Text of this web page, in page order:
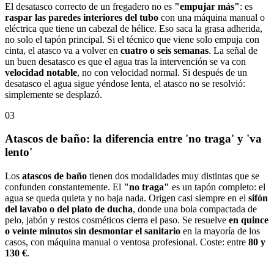
El desatasco correcto de un fregadero no es "empujar más": es
raspar las paredes interiores del tubo con una máquina manual o
eléctrica que tiene un cabezal de hélice. Eso saca la grasa adherida,
no solo el tapón principal. Si el técnico que viene solo empuja con
cinta, el atasco va a volver en cuatro o seis semanas. La señal de
un buen desatasco es que el agua tras la intervención se va con
velocidad notable, no con velocidad normal. Si después de un
desatasco el agua sigue yéndose lenta, el atasco no se resolvió:
simplemente se desplazó.
03
Atascos de baño: la diferencia entre 'no traga' y 'va
lento'
Los atascos de baño tienen dos modalidades muy distintas que se
confunden constantemente. El "no traga" es un tapón completo: el
agua se queda quieta y no baja nada. Origen casi siempre en el sifón
del lavabo o del plato de ducha, donde una bola compactada de
pelo, jabón y restos cosméticos cierra el paso. Se resuelve en quince
o veinte minutos sin desmontar el sanitario en la mayoría de los
casos, con máquina manual o ventosa profesional. Coste: entre 80 y
130 €.